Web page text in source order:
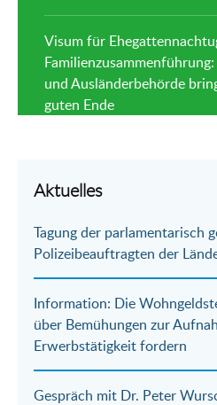
Visum für
und Ausländerbehörde
guten Ende
Aktuelles
Tagung der parlamentarisch
Polizeibeauftragten der
Information: Die
über Bemühungen zur
Erwerbstätigkeit fordern
Gespräch mit Dr. Peter